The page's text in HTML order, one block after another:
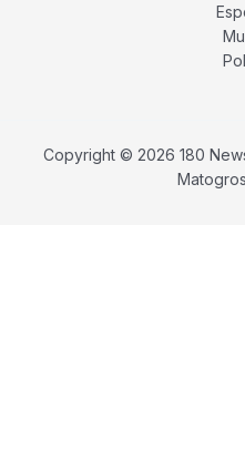
Copyright © 2026 180